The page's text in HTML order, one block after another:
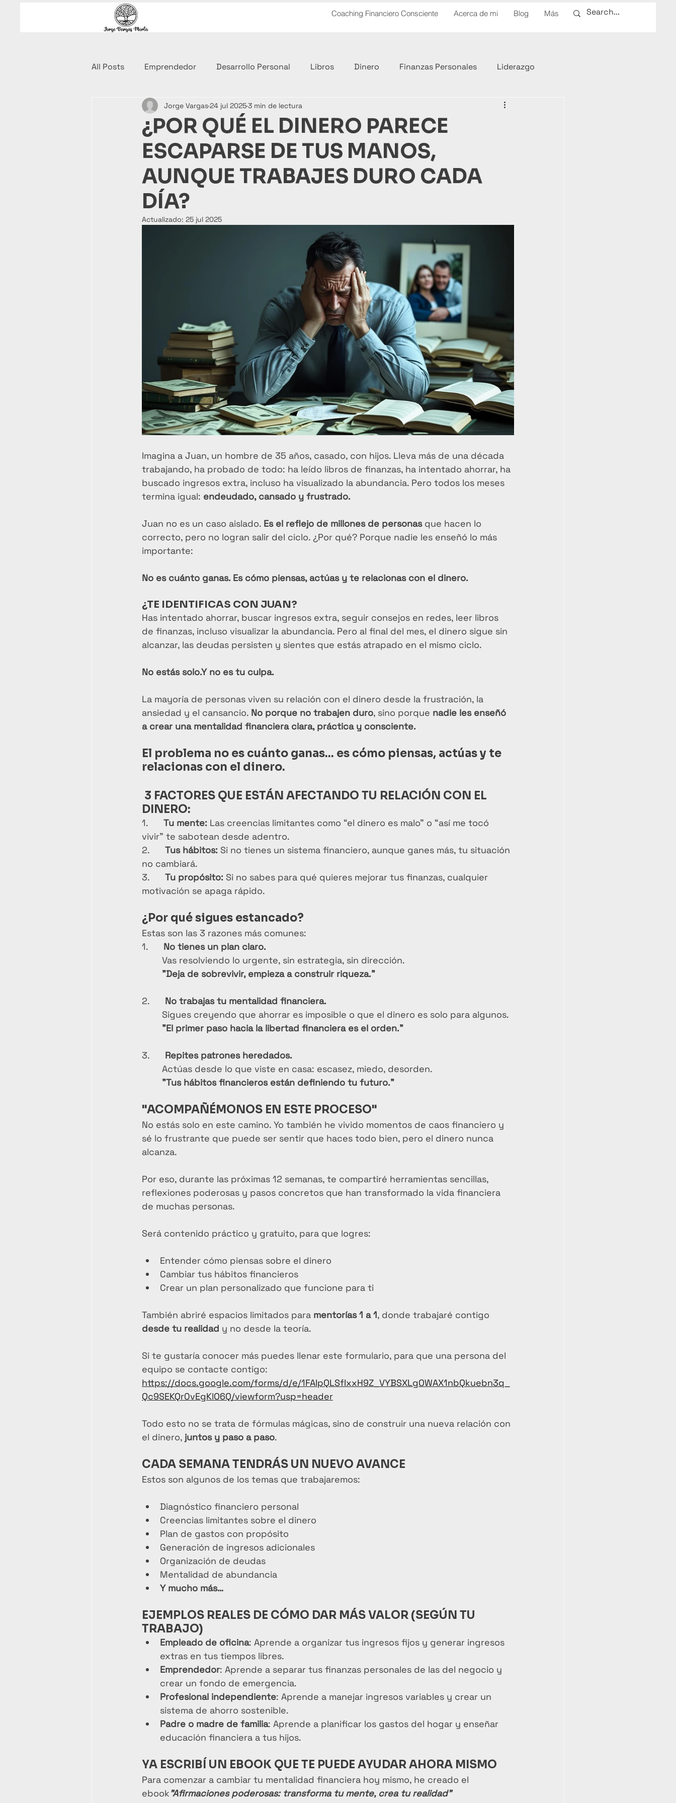
Coaching Financiero Consciente Acerca de mi Blog Más
All Posts Emprendedor Desarrollo Personal Libros Dinero Finanzas Personales Liderazgo
Coaching Financiero
¿POR QUÉ EL DINERO PARECE
ESCAPARSE DE TUS MANOS,
AUNQUE TRABAJES DURO CADA
DÍA?
Jorge Vargas24 jul 20253 min de lectura
Actualizado: 25 jul 2025
Imagina a Juan, un hombre de 35 años, casado, con hijos. Lleva más de una década
trabajando, ha probado de todo: ha leído libros de finanzas, ha intentado ahorrar, ha
buscado ingresos extra, incluso ha visualizado la abundancia. Pero todos los meses
termina igual: endeudado, cansado y frustrado.
Juan no es un caso aislado. Es el reflejo de millones de personas que hacen lo
correcto, pero no logran salir del ciclo. ¿Por qué? Porque nadie les enseñó lo más
importante:
No es cuánto ganas. Es cómo piensas, actúas y te relacionas con el dinero.
¿TE IDENTIFICAS CON JUAN?
Has intentado ahorrar, buscar ingresos extra, seguir consejos en redes, leer libros
de finanzas, incluso visualizar la abundancia. Pero al final del mes, el dinero sigue sin
alcanzar, las deudas persisten y sientes que estás atrapado en el mismo ciclo.
No estás solo.Y no es tu culpa.
La mayoría de personas viven su relación con el dinero desde la frustración, la
ansiedad y el cansancio. No porque no trabajen duro, sino porque nadie les enseñó
a crear una mentalidad financiera clara, práctica y consciente.
El problema no es cuánto ganas... es cómo piensas, actúas y te
relacionas con el dinero.
3 FACTORES QUE ESTÁN AFECTANDO TU RELACIÓN CON EL
DINERO:
1. Tu mente: Las creencias limitantes como “el dinero es malo” o “así me tocó
vivir” te sabotean desde adentro.
2. Tus hábitos: Si no tienes un sistema financiero, aunque ganes más, tu situación
no cambiará.
3. Tu propósito: Si no sabes para qué quieres mejorar tus finanzas, cualquier
motivación se apaga rápido.
¿Por qué sigues estancado?
Estas son las 3 razones más comunes:
1. No tienes un plan claro.
Vas resolviendo lo urgente, sin estrategia, sin dirección.
"Deja de sobrevivir, empieza a construir riqueza."
2. No trabajas tu mentalidad financiera.
Sigues creyendo que ahorrar es imposible o que el dinero es solo para algunos.
"El primer paso hacia la libertad financiera es el orden."
3. Repites patrones heredados.
Actúas desde lo que viste en casa: escasez, miedo, desorden.
"Tus hábitos financieros están definiendo tu futuro."
"ACOMPAÑÉMONOS EN ESTE PROCESO"
No estás solo en este camino. Yo también he vivido momentos de caos financiero y
sé lo frustrante que puede ser sentir que haces todo bien, pero el dinero nunca
alcanza.
Por eso, durante las próximas 12 semanas, te compartiré herramientas sencillas,
reflexiones poderosas y pasos concretos que han transformado la vida financiera
de muchas personas.
Será contenido práctico y gratuito, para que logres:
Entender cómo piensas sobre el dinero
Cambiar tus hábitos financieros
Crear un plan personalizado que funcione para ti
También abriré espacios limitados para mentorías 1 a 1, donde trabajaré contigo
desde tu realidad y no desde la teoría.
Si te gustaría conocer más puedes llenar este formulario, para que una persona del
equipo se contacte contigo:
https://docs.google.com/forms/d/e/1FAIpQLSfIxxH9Z_VYBSXLgOWAX1nbQkuebn3q_
Qc9SEKQr0vEgKlO6Q/viewform?usp=header
Todo esto no se trata de fórmulas mágicas, sino de construir una nueva relación con
el dinero, juntos y paso a paso.
CADA SEMANA TENDRÁS UN NUEVO AVANCE
Estos son algunos de los temas que trabajaremos:
Diagnóstico financiero personal
Creencias limitantes sobre el dinero
Plan de gastos con propósito
Generación de ingresos adicionales
Organización de deudas
Mentalidad de abundancia
Y mucho más…
EJEMPLOS REALES DE CÓMO DAR MÁS VALOR (SEGÚN TU
TRABAJO)
Empleado de oficina: Aprende a organizar tus ingresos fijos y generar ingresos
extras en tus tiempos libres.
Emprendedor: Aprende a separar tus finanzas personales de las del negocio y
crear un fondo de emergencia.
Profesional independiente: Aprende a manejar ingresos variables y crear un
sistema de ahorro sostenible.
Padre o madre de familia: Aprende a planificar los gastos del hogar y enseñar
educación financiera a tus hijos.
YA ESCRIBÍ UN EBOOK QUE TE PUEDE AYUDAR AHORA MISMO
Para comenzar a cambiar tu mentalidad financiera hoy mismo, he creado el
ebook"Afirmaciones poderosas: transforma tu mente, crea tu realidad"